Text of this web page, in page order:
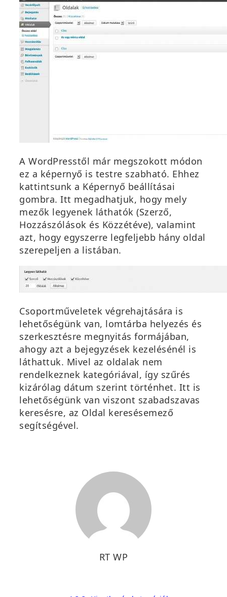
A WordPresstől már megszokott módon
ez a képernyő is testre szabható. Ehhez
kattintsunk a Képernyő beállításai
gombra. Itt megadhatjuk, hogy mely
mezők legyenek láthatók (Szerző,
Hozzászólások és Közzétéve), valamint
azt, hogy egyszerre legfeljebb hány oldal
szerepeljen a listában.
Csoportműveletek végrehajtására is
lehetőségünk van, lomtárba helyezés és
szerkesztésre megnyitás formájában,
ahogy azt a bejegyzések kezelésénél is
láthattuk. Mivel az oldalak nem
rendelkeznek kategóriával, így szűrés
kizárólag dátum szerint történhet. Itt is
lehetőségünk van viszont szabadszavas
keresésre, az Oldal keresésemező
segítségével.
RT WP